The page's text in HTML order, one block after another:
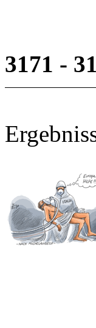
3171 -